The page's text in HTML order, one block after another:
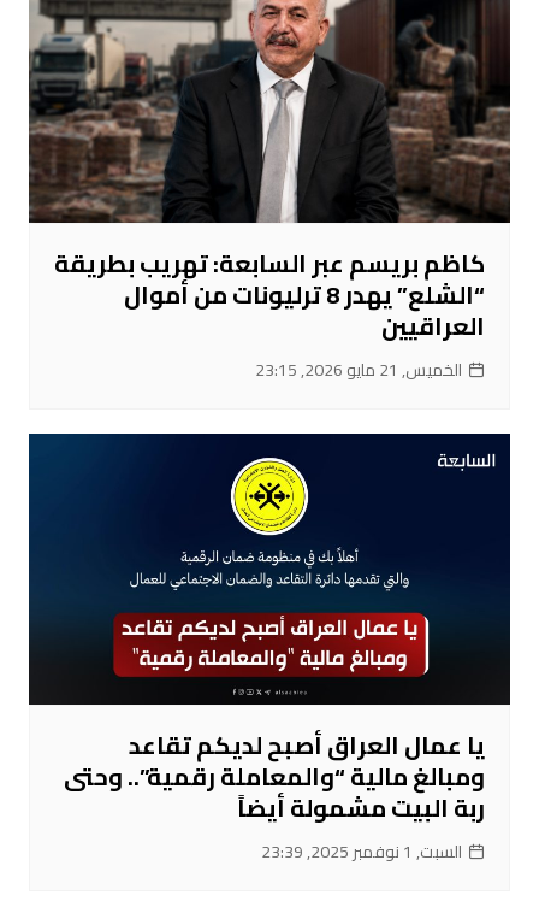
كاظم بريسم عبر السابعة: تهريب بطريقة
“الشلع” يهدر 8 ترليونات من أموال
العراقيين
الخميس, 21 مايو 2026, 23:15
يا عمال العراق أصبح لديكم تقاعد
ومبالغ مالية “والمعاملة رقمية”.. وحتى
ربة البيت مشمولة أيضاً
السبت, 1 نوفمبر 2025, 23:39